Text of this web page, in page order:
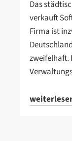
Das
verkauft
Firma ist
zweifelhaft.